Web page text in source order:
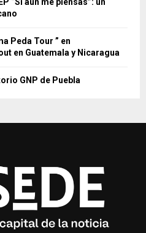
“Si aún me piensas”: un
Peda Tour ” en
en Guatemala y Nicaragua
GNP de Puebla